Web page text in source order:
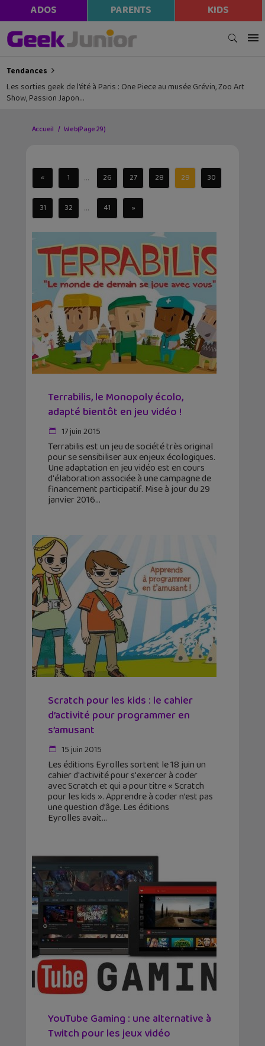
ADOS PARENTS KIDS
Tendances
Les sorties geek de l’été à Paris : One Piece au musée Grévin, Zoo Art
Show, Passion Japon…
Accueil Web(Page 29)
« 1 ... 26 27 28 29 30
31 32 ... 41 »
Terrabilis, le Monopoly écolo,
adapté bientôt en jeu vidéo !
17 juin 2015
Terrabilis est un jeu de société très original
pour se sensibiliser aux enjeux écologiques.
Une adaptation en jeu vidéo est en cours
d'élaboration associée à une campagne de
financement participatif. Mise à jour du 29
janvier 2016
Scratch pour les kids : le cahier
d’activité pour programmer en
s’amusant
15 juin 2015
Les éditions Eyrolles sortent le 18 juin un
cahier d'activité pour s'exercer à coder
avec Scratch et qui a pour titre « Scratch
pour les kids ». Apprendre à coder n’est pas
une question d’âge. Les éditions
Eyrolles avait
YouTube Gaming : une alternative à
Twitch pour les jeux vidéo